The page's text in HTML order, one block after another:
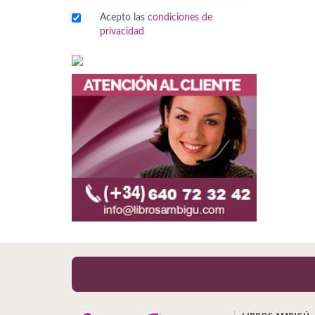
Acepto las condiciones de
privacidad